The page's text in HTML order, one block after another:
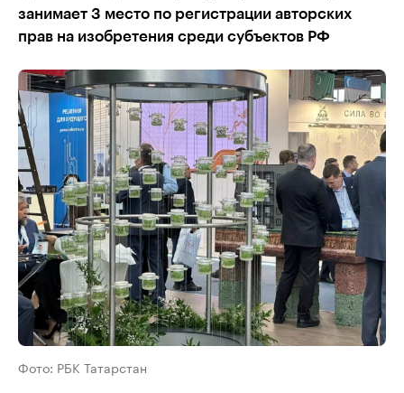
занимает 3 место по регистрации авторских
прав на изобретения среди субъектов РФ
Фото: РБК Татарстан